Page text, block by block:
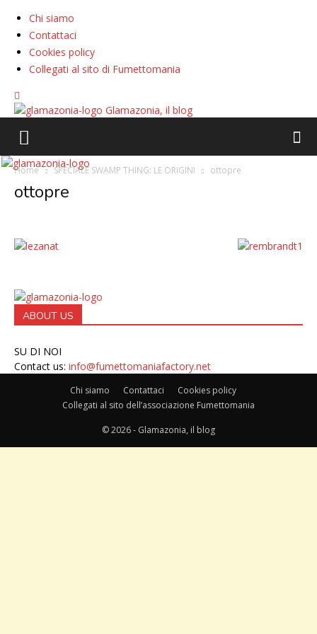
Chi siamo
Contattaci
Cookies policy
Collegati al sito di Fumettomania
Glamazonia, il blog
Home SPECIALE SWAMP THING: LE ORIGINI ottopre
ottopre
ABOUT US
SU DI NOI
Contact us: info@fumettomaniafactory.net
Chi siamo Contattaci
Cookies policy
Collegati al sito dell’associazione Fumettomania
© 2026 - Glamazonia, il blog